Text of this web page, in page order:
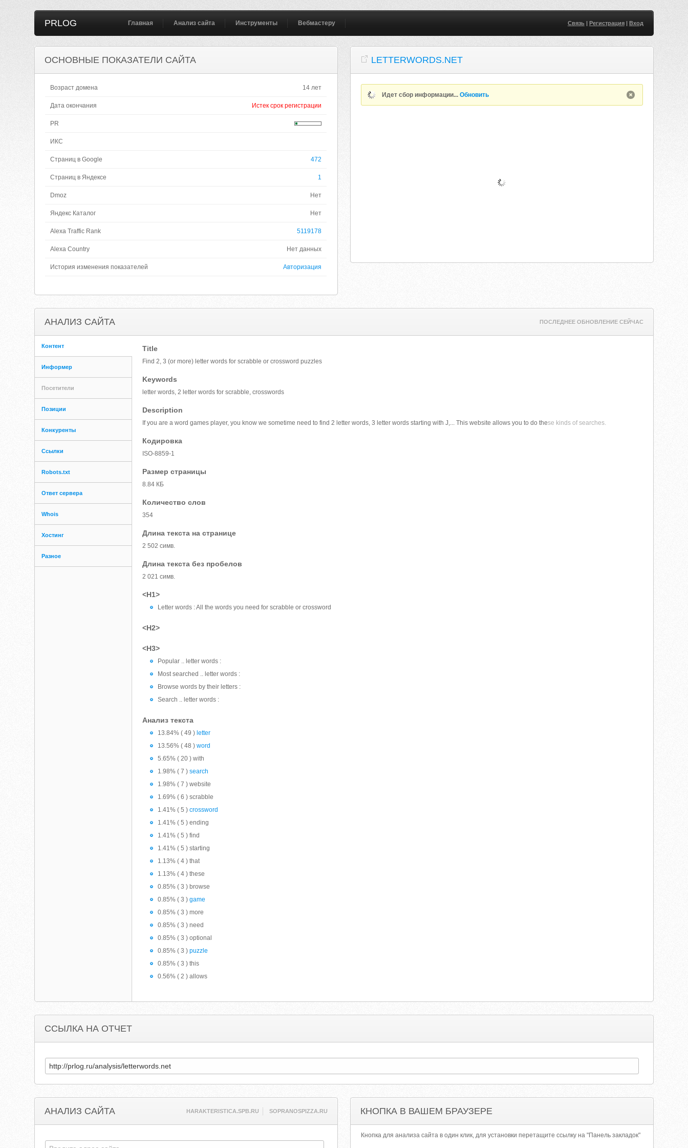
PRLOG Главная Анализ сайта Инструменты Вебмастеру Связь| Регистрация| Вход
ОСНОВНЫЕ ПОКАЗАТЕЛИ САЙТА
Возраст домена 14 лет
Дата окончания Истек срок регистрации
PR
ИКС
Страниц в Google 472
Страниц в Яндексе 1
Dmoz Нет
Яндекс Каталог Нет
Alexa Traffic Rank 5119178
Alexa Country Нет данных
История изменения показателей Авторизация
LETTERWORDS.NET
Идет сбор информации...Обновить
АНАЛИЗ САЙТА ПОСЛЕДНЕЕ ОБНОВЛЕНИЕ СЕЙЧАС
Контент
Информер
Посетители
Позиции
Конкуренты
Ссылки
Robots.txt
Ответ сервера
Whois
Хостинг
Разное
Title
Find 2, 3 (or more) letter words for scrabble or crossword puzzles
Keywords
letter words, 2 letter words for scrabble, crosswords
Description
If you are a word games player, you know we sometime need to find 2 letter words, 3 letter words starting with J,... This website allows you to do these kinds of searches.
Кодировка
ISO-8859-1
Размер страницы
8.84 КБ
Количество слов
354
Длина текста на странице
2 502 симв.
Длина текста без пробелов
2 021 симв.
<H1>
Letter words : All the words you need for scrabble or crossword
<H2>
<H3>
Popular .. letter words :
Most searched .. letter words :
Browse words by their letters :
Search .. letter words :
Анализ текста
13.84% ( 49 ) letter
13.56% ( 48 )word
5.65% ( 20 ) with
1.98% ( 7 )search
1.98% ( 7 ) website
1.69% ( 6 ) scrabble
1.41% ( 5 )crossword
1.41% ( 5 ) ending
1.41% ( 5 ) find
1.41% ( 5 ) starting
1.13% ( 4 ) that
1.13% ( 4 ) these
0.85% ( 3 ) browse
0.85% ( 3 )game
0.85% ( 3 ) more
0.85% ( 3 ) need
0.85% ( 3 ) optional
0.85% ( 3 )puzzle
0.85% ( 3 ) this
0.56% ( 2 ) allows
ССЫЛКА НА ОТЧЕТ
АНАЛИЗ САЙТА HARAKTERISTICA.SPB.RU SOPRANOSPIZZA.RU КНОПКА В ВАШЕМ БРАУЗЕРЕ
Кнопка для анализа сайта в один клик, для установки перетащите ссылку на "Панель закладок"